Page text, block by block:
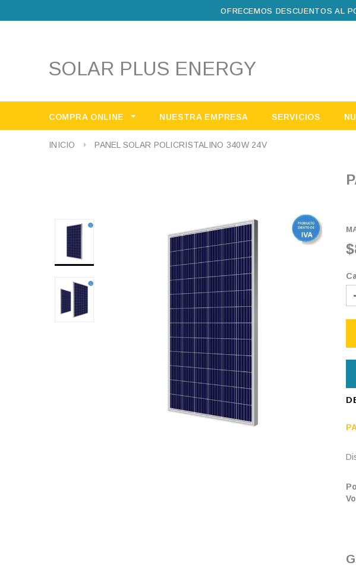
OFRECEMOS DESCUENTOS AL
SOLAR PLUS ENERGY
COMPRA ONLINE NUESTRA EMPRESA SERVICIOS
INICIO PANEL SOLAR POLICRISTALINO 340W 24V